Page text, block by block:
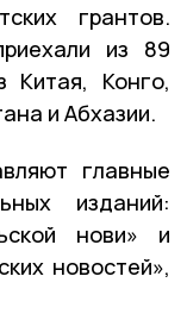
грантов.
из 89
Китая, Конго,
и Абхазии.
главные
изданий:
нови» и
новостей»,